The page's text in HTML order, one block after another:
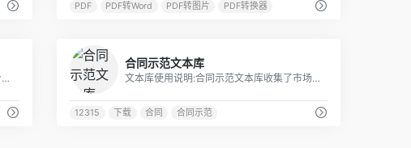
PDF PDF转Word PDF转图片 PDF转换器
源自于腾讯的产品设计研发一站式协作平台，支持在线导入预览 Sketch 设计稿、自动生成设计标注切图，灵活调用图标库、素材库，支持多种插件上传，让产品设计更轻松高效
合同示范文本库
文本库使用说明:合同示范文本库收集了市场监管部门制定发布的合同示范文本，供社会公众查阅下载。当事人可以参照各类合同示范文本订立合同。根据规定，当事人参照合同示范文本订立合同的，应充分理解合同中条款的内容，并自行承担合同订立履行所发生的法律后果。当事人对合同条款理解发生争议时，应按照有关法律法规规定对条款进行解释。对于当事人利用、冒用合同示范文本，实施侵害消费者权益、危害国家利益和社会公共利益等合同违法行为的，各级市场监管部门一经发现，将依法追究其责任。
12315 下载 合同 合同示范